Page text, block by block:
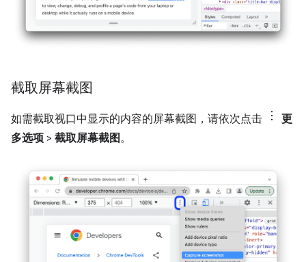
截取屏幕截图
如需截取视口中显示的内容的屏幕截图，请依次点击
更
多选项 > 截取屏幕截图。